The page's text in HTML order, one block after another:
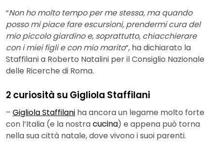
“Non ho molto tempo per me stessa, ma quando
posso mi piace fare escursioni, prendermi cura del
mio piccolo giardino e, soprattutto, chiacchierare
con i miei figli e con mio marito“, ha dichiarato la
Staffilani a Roberto Natalini per il Consiglio Nazionale
delle Ricerche di Roma.
2 curiosità su Gigliola Staffilani
– Gigliola Staffilani ha ancora un legame molto forte
con l’Italia (e la nostracucina) e appena può torna
nella sua città natale, dove vivono i suoi parenti.